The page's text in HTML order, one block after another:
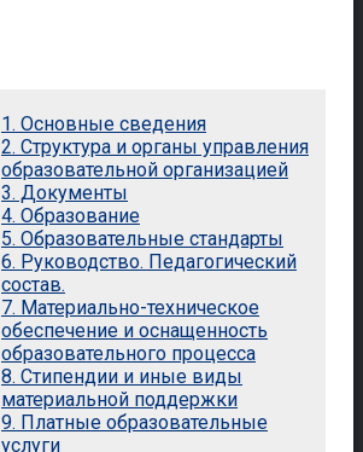
1. Основные сведения
2. Структура и органы управления
образовательной организацией
3. Документы
4. Образование
5. Образовательные стандарты
6. Руководство. Педагогический
состав.
7. Материально-техническое
обеспечение и оснащенность
образовательного процесса
8. Стипендии и иные виды
материальной поддержки
9. Платные образовательные
услуги